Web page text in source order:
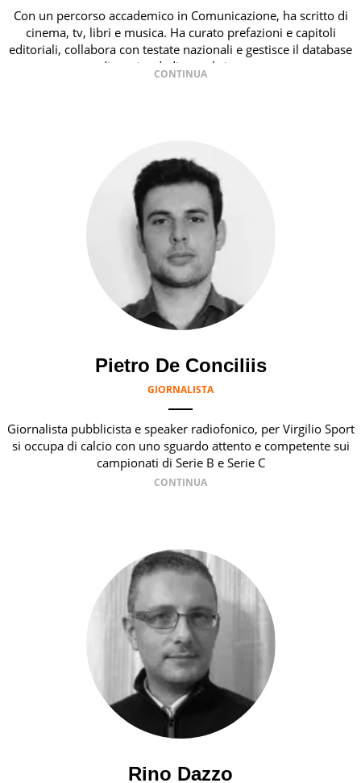
Con un percorso accademico in Comunicazione, ha scritto di
cinema, tv, libri e musica. Ha curato prefazioni e capitoli
editoriali, collabora con testate nazionali e gestisce il database
di un sito dedicato al cinema.
Pietro De Conciliis
GIORNALISTA
Giornalista pubblicista e speaker radiofonico, per Virgilio Sport
si occupa di calcio con uno sguardo attento e competente sui
campionati di Serie B e Serie C
Rino Dazzo